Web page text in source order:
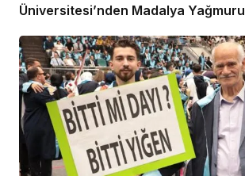
Üniversitesi’nden Madalya Yağmuru